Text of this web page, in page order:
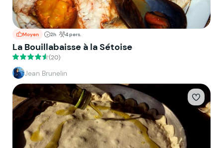
Moyen 2h 4 pers.
La Bouillabaisse à la Sétoise
(20)
Jean Brunelin